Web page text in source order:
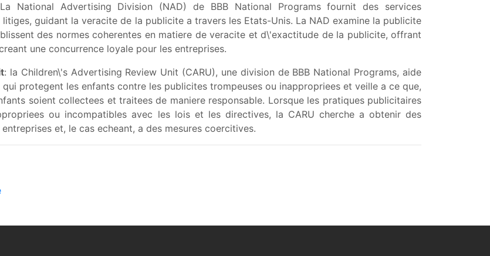
La National Advertising Division (NAD) de BBB National Programs fournit des services
guidant la veracite de la publicite a travers les Etats-Unis. La NAD examine la publicite
des normes coherentes en matiere de veracite et d\'exactitude de la publicite, offrant
une concurrence loyale pour les entreprises.
: la Children\'s Advertising Review Unit (CARU), une division de BBB National Programs, aide
protegent les enfants contre les publicites trompeuses ou inappropriees et veille a ce que,
soient collectees et traitees de maniere responsable. Lorsque les pratiques publicitaires
ou incompatibles avec les lois et les directives, la CARU cherche a obtenir des
et, le cas echeant, a des mesures coercitives.